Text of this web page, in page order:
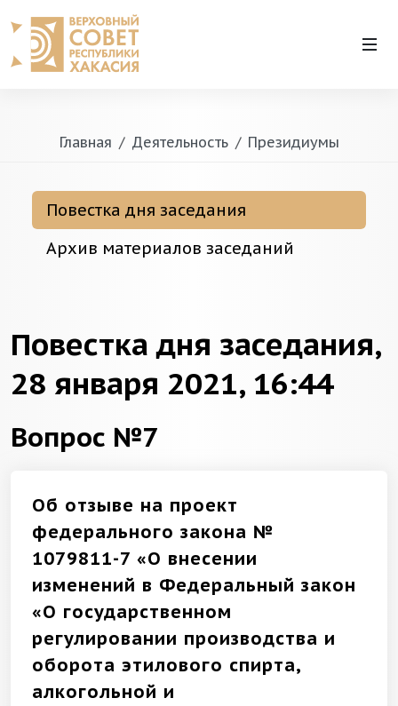
Главная Деятельность Президиумы
Повестка дня заседания
Архив материалов заседаний
Повестка дня заседания,
28 января 2021, 16:44
Вопрос №7
Об отзыве на проект
федерального закона №
1079811-7 «О внесении
изменений в Федеральный закон
«О государственном
регулировании производства и
оборота этилового спирта,
алкогольной и